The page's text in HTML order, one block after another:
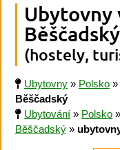
Ubytovny
Běščadský
(hostely,
Ubytovny » Polsko »
Běščadský
Ubytování » Polsko »
Běščadský »